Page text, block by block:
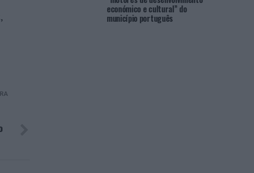
económico e cultural” do
município português